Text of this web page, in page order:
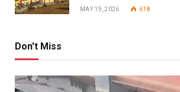
MAY 19, 2026 618
Don't Miss